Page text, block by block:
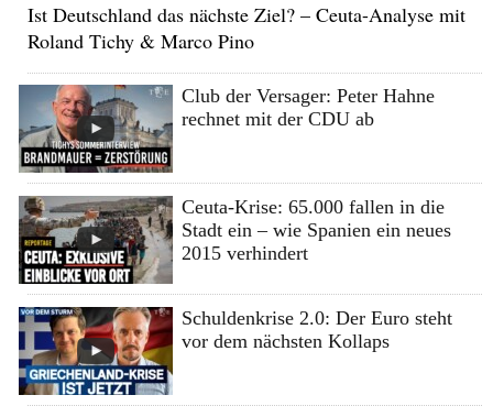
Ist Deutschland das nächste Ziel? – Ceuta-Analyse mit
Roland Tichy & Marco Pino
Club der Versager: Peter Hahne
rechnet mit der CDU ab
Ceuta-Krise: 65.000 fallen in die
Stadt ein – wie Spanien ein neues
2015 verhindert
Schuldenkrise 2.0: Der Euro steht
vor dem nächsten Kollaps